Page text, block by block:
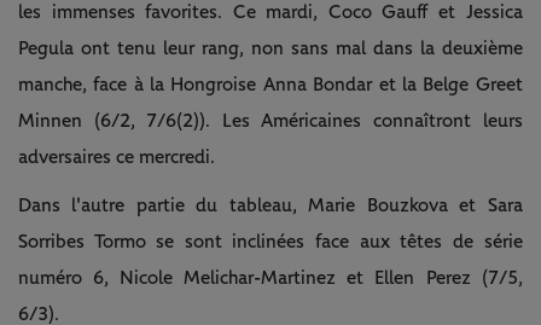
les immenses favorites. Ce mardi, Coco Gauff et Jessica
Pegula ont tenu leur rang, non sans mal dans la deuxième
manche, face à la Hongroise Anna Bondar et la Belge Greet
Minnen (6/2, 7/6(2)). Les Américaines connaîtront leurs
adversaires ce mercredi.
Dans l'autre partie du tableau, Marie Bouzkova et Sara
Sorribes Tormo se sont inclinées face aux têtes de série
numéro 6, Nicole Melichar-Martinez et Ellen Perez (7/5,
6/3).